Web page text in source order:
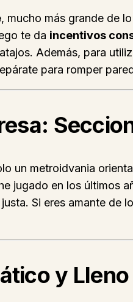
, mucho más grande de
te da incentivos
Además, para
para romper
un metroidvania
jugado en los últimos
Si eres amante de
y